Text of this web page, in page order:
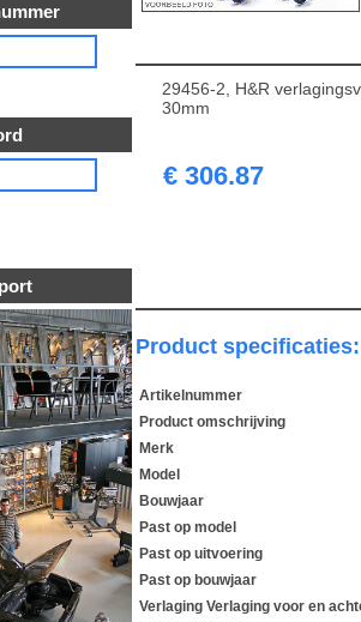
29456-2, H&R
30mm
€ 306.87
Product specificaties:
Artikelnummer
Product omschrijving
Merk
Model
Bouwjaar
Past op model
Past op uitvoering
Past op bouwjaar
Verlaging Verlaging voor en